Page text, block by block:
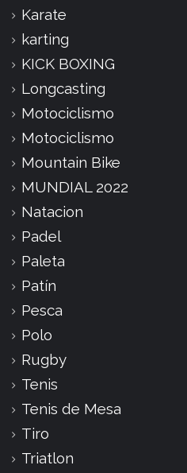
Karate
karting
KICK BOXING
Longcasting
Motociclismo
Motociclismo
Mountain Bike
MUNDIAL 2022
Natacion
Padel
Paleta
Patín
Pesca
Polo
Rugby
Tenis
Tenis de Mesa
Tiro
Triatlon